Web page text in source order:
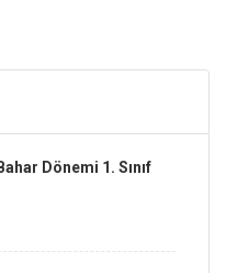
Dönemi 1. Sınıf